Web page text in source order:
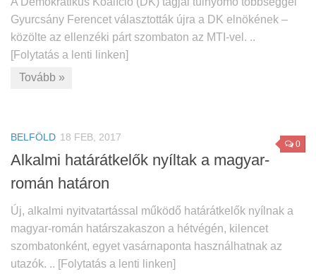
Gyurcsány Ferencet választották újra a DK elnökének –
közölte az ellenzéki párt szombaton az MTI-vel. ..
[Folytatás a lenti linken]
Tovább »
0
BELFÖLD 18 FEB, 2017
Alkalmi határátkelők nyíltak a magyar-
román határon
Új, alkalmi nyitvatartással működő határátkelők nyílnak a
magyar-román határszakaszon a hétvégén, kilencet
szombatonként, egyet vasárnaponta használhatnak az
utazók. .. [Folytatás a lenti linken]